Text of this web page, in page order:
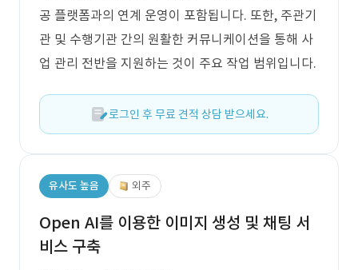
공 플랫폼과의 연계 운영이 포함됩니다. 또한, 주관기
관 및 수행기관 간의 원활한 커뮤니케이션을 통해 사
업 관리 전반을 지원하는 것이 주요 작업 범위입니다.
로그인 후 무료 견적 상담 받으세요.
유사도 높음 외주
Open AI를 이용한 이미지 생성 및 채팅 서
비스 구축